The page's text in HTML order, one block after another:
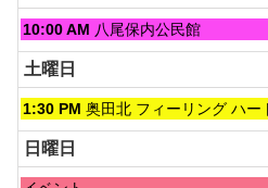
金
曜
日,
8
月
21st
2026
10:00 AM 八尾保内公民館
土曜日
土
曜
日,
8
1:30 PM 奥田北 フィーリング ハー
日曜日